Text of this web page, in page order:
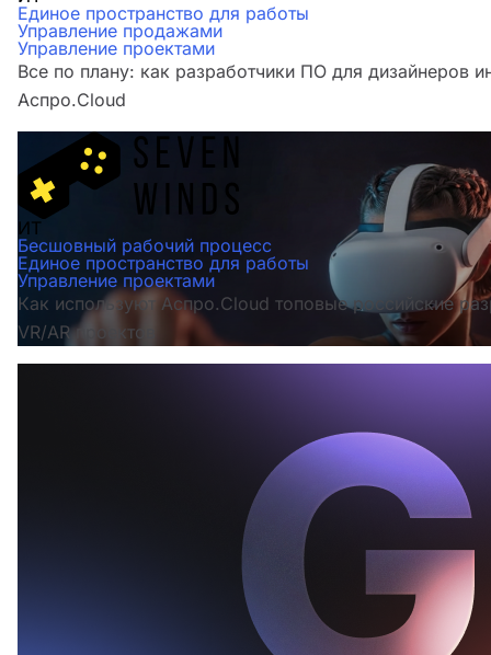
Единое пространство для работы
Управление продажами
Управление проектами
Все по плану: как разработчики ПО для дизайнеров
Аспро.Cloud
ИТ
Бесшовный рабочий процесс
Единое пространство для работы
Управление проектами
Как используют Аспро.Cloud топовые российские
VR/AR проектов